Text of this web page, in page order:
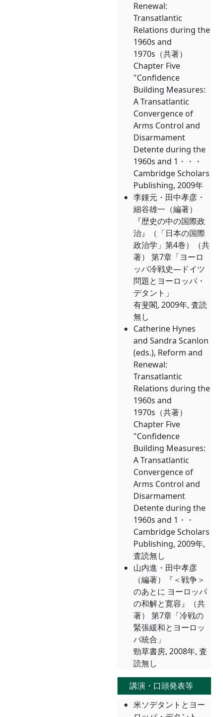
Renewal:
Transatlantic
Relations during the
1960s and
1970s（共著）
Chapter Five
"Confidence
Building Measures:
A Transatlantic
Convergence of
Arms Control and
Disarmament
Detente during the
1960s and 1・・・
Cambridge Scholars
Publishing, 2009年
李鍾元・田中孝彦・
細谷雄一（編著）
『歴史の中の国際政
治』（「日本の国際
政治学」第4巻）（共
著） 第7章「ヨーロ
ッパ冷戦史―ドイツ
問題とヨーロッパ・
デタント」
有斐閣, 2009年, 査読
無し
Catherine Hynes
and Sandra Scanlon
(eds.), Reform and
Renewal:
Transatlantic
Relations during the
1960s and
1970s（共著）
Chapter Five
"Confidence
Building Measures:
A Transatlantic
Convergence of
Arms Control and
Disarmament
Detente during the
1960s and 1・・
Cambridge Scholars
Publishing, 2009年,
査読無し
山内進・田中孝彦
（編著）『＜戦争＞
のあとに ヨーロッパ
の和解と寛容』（共
著） 第7章「冷戦の
緊張緩和とヨーロッ
パ統合」
勁草書房, 2008年, 査
読無し
講演・口頭発表等
米ソデタントとヨー